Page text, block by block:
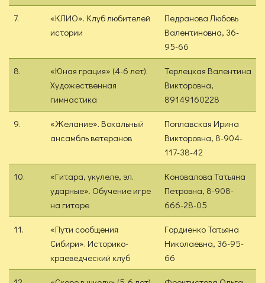
7.
«КЛИО». Клуб любителей
истории
Педранова Любовь
Валентиновна, 36-
95-66
8.
«Юная грация» (4-6 лет).
Художественная
гимнастика
Терлецкая Валентина
Викторовна,
89149160228
9.
«Желание». Вокальный
ансамбль ветеранов
Поплавская Ирина
Викторовна, 8-904-
117-38-42
10.
«Гитара, укулеле, эл.
ударные». Обучение игре
на гитаре
Коновалова Татьяна
Петровна, 8-908-
666-28-05
11.
«Пути сообщения
Сибири». Историко-
краеведческий клуб
Гордиенко Татьяна
Николаевна, 36-95-
66